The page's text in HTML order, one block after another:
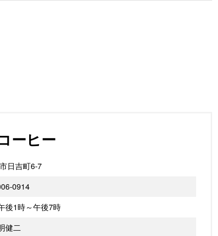
ーヒー
日吉町6-7
0914
後1時～午後7時
健二